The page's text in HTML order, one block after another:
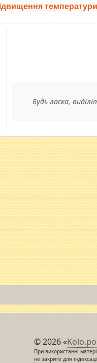
Будь ласка,
© 2026 «
При використанні
не закрите для